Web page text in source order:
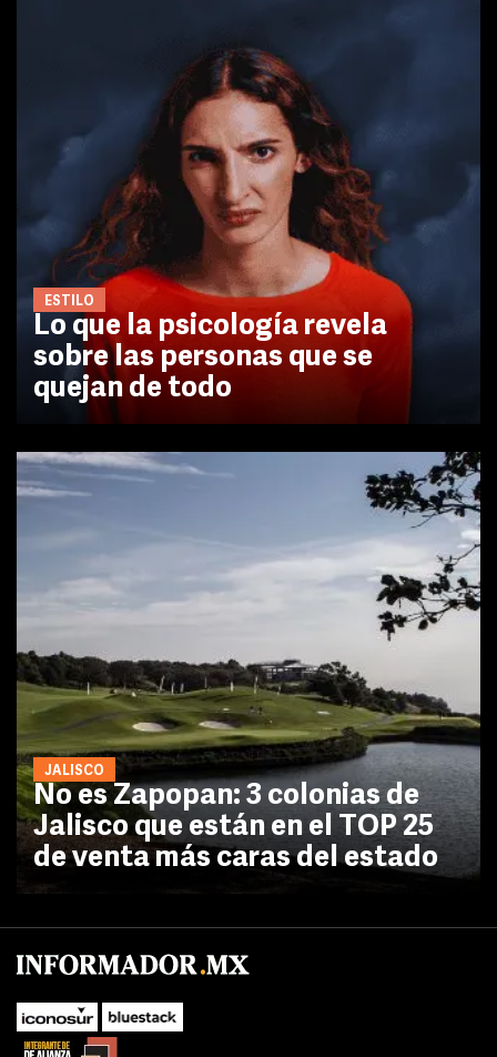
ESTILO
Lo que la psicología revela
sobre las personas que se
quejan de todo
JALISCO
No es Zapopan: 3 colonias de
Jalisco que están en el TOP 25
de venta más caras del estado